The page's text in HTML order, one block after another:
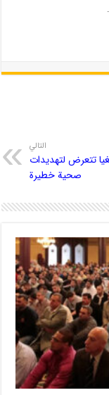
التالي
تتعرض لتهديدات
صحية خطيرة